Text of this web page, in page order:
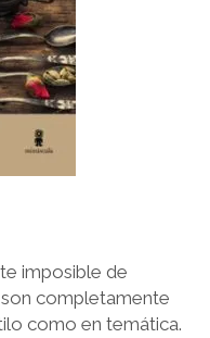
imposible de
completamente
como en temática.